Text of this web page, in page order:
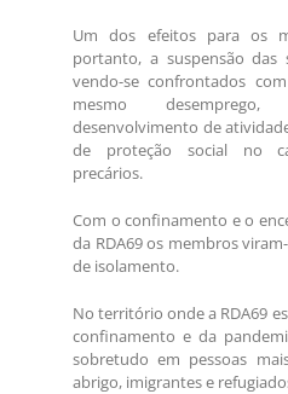
Um dos efeitos para os
portanto, a suspensão das
vendo-se confrontados
mesmo
desenvolvimento de
de proteção social no
precários.
Com o confinamento e o
da RDA69 os membros
de isolamento.
No território onde a RDA69
confinamento e da
sobretudo em pessoas
abrigo, imigrantes e